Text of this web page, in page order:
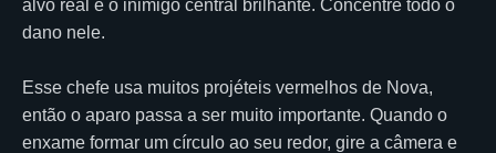
alvo real é o inimigo central brilhante. Concentre todo o
dano nele.
Esse chefe usa muitos projéteis vermelhos de Nova,
então o aparo passa a ser muito importante. Quando o
enxame formar um círculo ao seu redor, gire a câmera e